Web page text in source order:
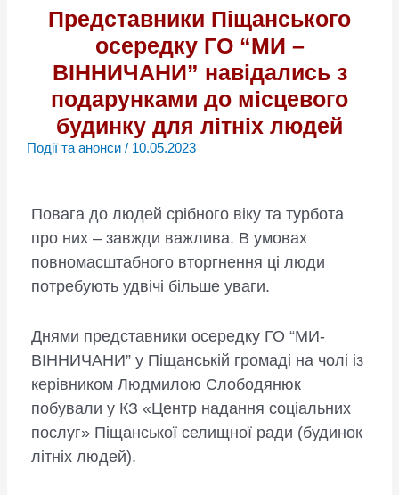
Представники Піщанського
осередку ГО “МИ –
ВІННИЧАНИ” навідались з
подарунками до місцевого
будинку для літніх людей
Події та анонси/ 10.05.2023
Повага до людей срібного віку та турбота
про них – завжди важлива. В умовах
повномасштабного вторгнення ці люди
потребують удвічі більше уваги.
Днями представники осередку ГО “МИ-
ВІННИЧАНИ” у Піщанській громаді на чолі із
керівником Людмилою Слободянюк
побували у КЗ «Центр надання соціальних
послуг» Піщанської селищної ради (будинок
літніх людей).